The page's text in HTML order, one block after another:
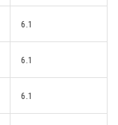
6.1
6.1
6.1